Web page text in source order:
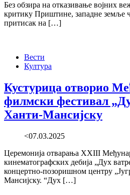
Без обзира на отказивање војних
критику Приштине, западне земље
притисак на […]
Вести
Култура
Кустурица отворио
филмски фестивал
Ханти-Мансијску
<07.03.2025
Церемонија отварања XXIII
кинематографских дебија „Дух
концертно-позоришном центру
Мансијску. “Дух […]